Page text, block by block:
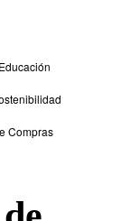
Educación
Compras